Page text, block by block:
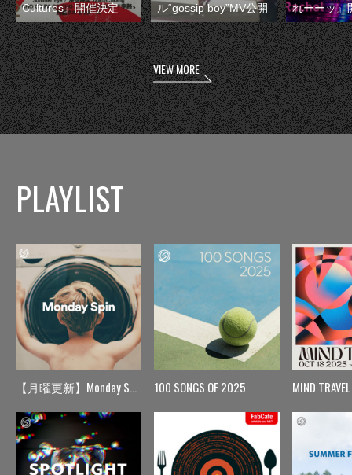
Cultures』開催決定
ル“gossip boy”MV公開
れーーッ』
VIEW MORE
PLAYLIST
【月曜更新】Monday Spin 100 SONGS OF 2025 MIND TRAVEL